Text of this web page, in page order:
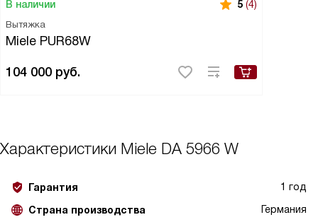
В наличии 5 (4)
Вытяжка
Miele PUR68W
104 000 руб.
Характеристики Miele DA 5966 W
Гарантия 1 год
Страна производства Германия